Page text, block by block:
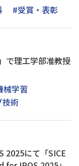
#受賞・表彰
で理工学部准教授
械学習
技術
2025にて「SICE